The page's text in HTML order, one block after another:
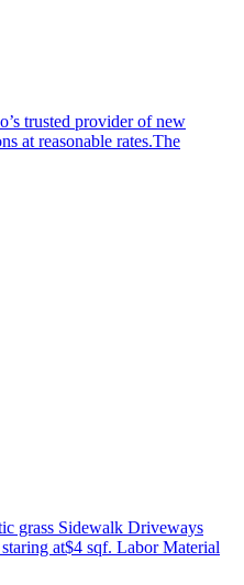
trusted provider of new
at reasonable rates.The
grass Sidewalk Driveways
at$4 sqf. Labor Material